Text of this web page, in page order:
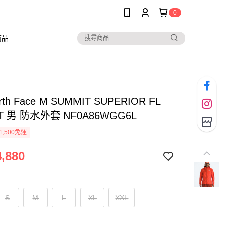
0
Face M SUMMIT SUPERIOR FL
男 防水外套 NF0A86WGG6L
免運
S M L XL XXL